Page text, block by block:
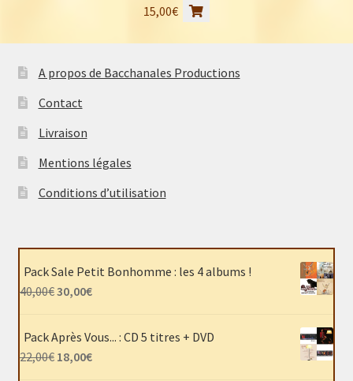
15,00€
A propos de Bacchanales Productions
Contact
Livraison
Mentions légales
Conditions d’utilisation
Pack Sale Petit Bonhomme : les 4 albums !
40,00€Le
initial
était :
30,00€Le
est :
Pack Après Vous... : CD 5 titres + DVD
22,00€ Le
18,00€Le